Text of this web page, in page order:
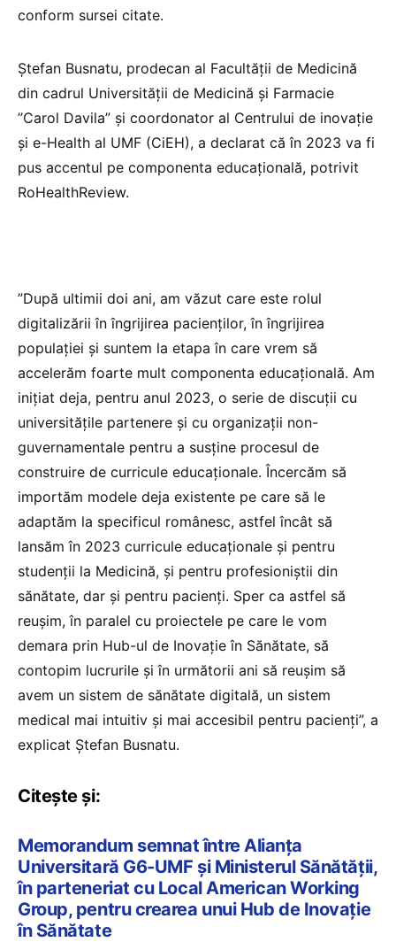
conform sursei citate.
Ștefan Busnatu, prodecan al Facultății de Medicină
din cadrul Universității de Medicină și Farmacie
”Carol Davila” și coordonator al Centrului de inovație
și e-Health al UMF (CiEH), a declarat că în 2023 va fi
pus accentul pe componenta educațională, potrivit
RoHealthReview.
”După ultimii doi ani, am văzut care este rolul
digitalizării în îngrijirea pacienților, în îngrijirea
populației și suntem la etapa în care vrem să
accelerăm foarte mult componenta educațională. Am
inițiat deja, pentru anul 2023, o serie de discuții cu
universitățile partenere și cu organizații non-
guvernamentale pentru a susține procesul de
construire de curricule educaționale. Încercăm să
importăm modele deja existente pe care să le
adaptăm la specificul românesc, astfel încât să
lansăm în 2023 curricule educaționale și pentru
studenții la Medicină, și pentru profesioniștii din
sănătate, dar și pentru pacienți. Sper ca astfel să
reușim, în paralel cu proiectele pe care le vom
demara prin Hub-ul de Inovație în Sănătate, să
contopim lucrurile și în următorii ani să reușim să
avem un sistem de sănătate digitală, un sistem
medical mai intuitiv și mai accesibil pentru pacienți”, a
explicat Ștefan Busnatu.
Citește și:
Memorandum semnat între Alianța
Universitară G6-UMF și Ministerul Sănătății,
în parteneriat cu Local American Working
Group, pentru crearea unui Hub de Inovație
în Sănătate